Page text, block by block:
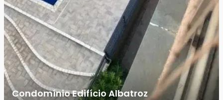
Condomínio Edifício Albatroz